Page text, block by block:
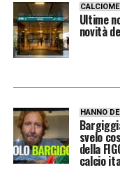
Ritorno in
Marín, reduce
Serie A con
di Conte, cerca
per mettersi in
propria
sulla crescita
Ultime
novità
HANNO
svelo
della
calcio